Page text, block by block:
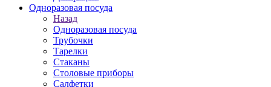
Одноразовая посуда
Назад
Одноразовая посуда
Трубочки
Тарелки
Стаканы
Столовые приборы
Салфетки